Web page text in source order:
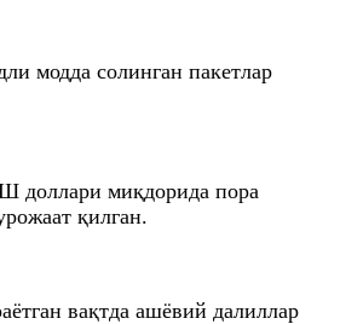
модда солинган пакетлар
доллари миқдорида пора
қилган.
вақтда ашёвий далиллар